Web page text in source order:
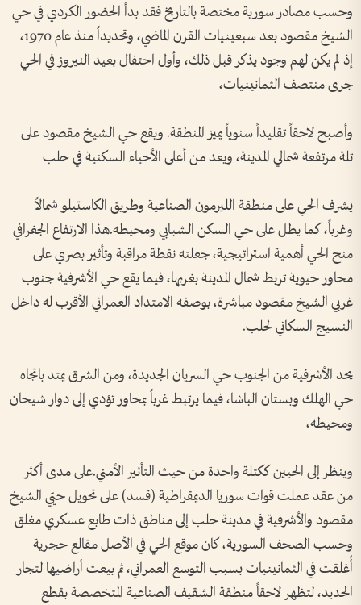
وحسب مصادر سورية مختصة بالتاريخ فقد بدأ الحضور الكردي في حي
الشيخ مقصود بعد سبعينيات القرن الماضي، وتحديداً منذ عام 1970،
إذ لم يكن لهم وجود يذكر قبل ذلك، وأول احتفال بعيد النيروز في الحي
جرى منتصف الثمانينيات،
وأصبح لاحقاً تقليداً سنوياً يميز المنطقة. ويقع حي الشيخ مقصود على
تلة مرتفعة شمالي المدينة، ويعد من أعلى الأحياء السكنية في حلب
يشرف الحي على منطقة الليرمون الصناعية وطريق الكاستيلو شمالاً
وغرباً، كما يطل على حي السكن الشبابي ومحيطه.هذا الارتفاع الجغرافي
منح الحي أهمية استراتيجية، جعلته نقطة مراقبة وتأثير بصري على
محاور حيوية تربط شمال المدينة بغربها، فيما يقع حي الأشرفية جنوب
غربي الشيخ مقصود مباشرة، بوصفه الامتداد العمراني الأقرب له داخل
النسيج السكاني لحلب.
يحد الأشرفية من الجنوب حي السريان الجديدة، ومن الشرق يمتد باتجاه
حي الهلك وبستان الباشا، فيما يرتبط غرباً بمحاور تؤدي إلى دوار شيحان
ومحيطه،
وينظر إلى الحيين ككتلة واحدة من حيث التأثير الأمني.على مدى أكثر
من عقد عملت قوات سوريا الديمقراطية (قسد) على تحويل حيّي الشيخ
مقصود والأشرفية في مدينة حلب إلى مناطق ذات طابع عسكري مغلق
وحسب الصحف السورية، كان موقع الحي في الأصل مقالع حجرية
أُغلقت في الثمانينيات بسبب التوسع العمراني، ثم بيعت أراضيها لتجار
الحديد، لتظهر لاحقاً منطقة الشقيف الصناعية المتخصصة بقطع